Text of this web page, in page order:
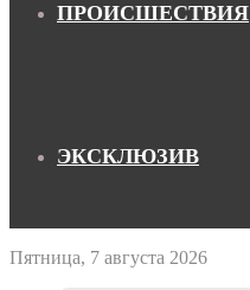
ПРОИСШЕСТВИЯ
ЭКСКЛЮЗИВ
Пятница, 7 августа 2026